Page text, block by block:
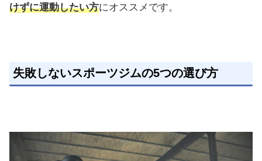
けずに運動したい方にオススメです。
失敗しないスポーツジムの5つの選び方